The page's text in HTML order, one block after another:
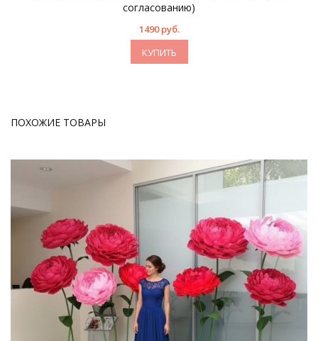
согласованию)
1490 руб.
КУПИТЬ
ПОХОЖИЕ ТОВАРЫ